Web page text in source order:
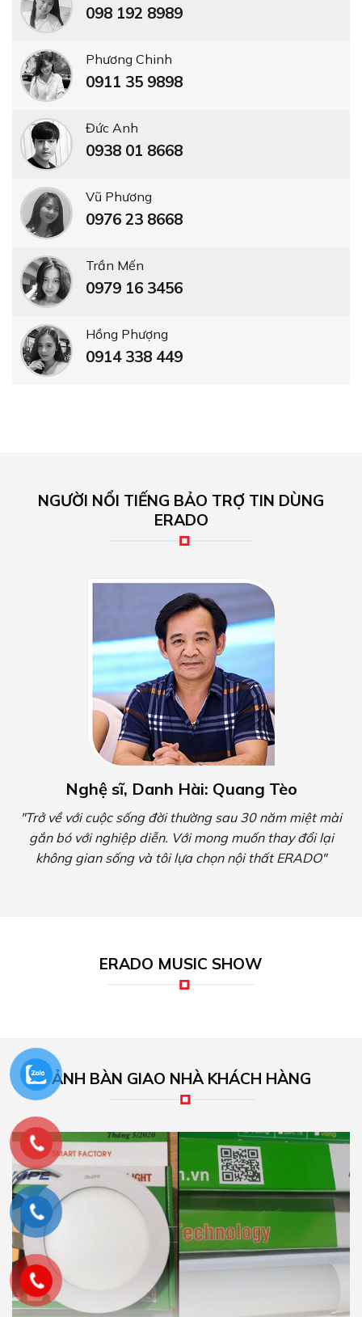
098 192 8989
Phương Chinh
0911 35 9898
Đức Anh
0938 01 8668
Vũ Phương
0976 23 8668
Trần Mến
0979 16 3456
Hồng Phượng
0914 338 449
NGƯỜI NỔI TIẾNG BẢO TRỢ TIN DÙNG
ERADO
Nghệ sĩ, Danh Hài: Quang Tèo
"Trở về với cuộc sống đời thường sau 30 năm miệt mài
gắn bó với nghiệp diễn. Với mong muốn thay đổi lại
không gian sống và tôi lựa chọn nội thất ERADO"
ERADO MUSIC SHOW
ẢNH BÀN GIAO NHÀ KHÁCH HÀNG